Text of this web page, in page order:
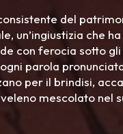
del
un’ingiustizia che
con ferocia sotto
parola
per il brindisi,
mescolato nel